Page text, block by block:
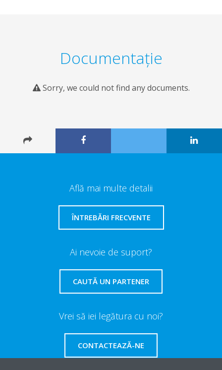
Documentaţie
Sorry, we could not find any documents.
Află mai multe detalii
ÎNTREBĂRI FRECVENTE
Ai nevoie de suport?
CAUTĂ UN PARTENER
Vrei să iei legătura cu noi?
CONTACTEAZĂ-NE